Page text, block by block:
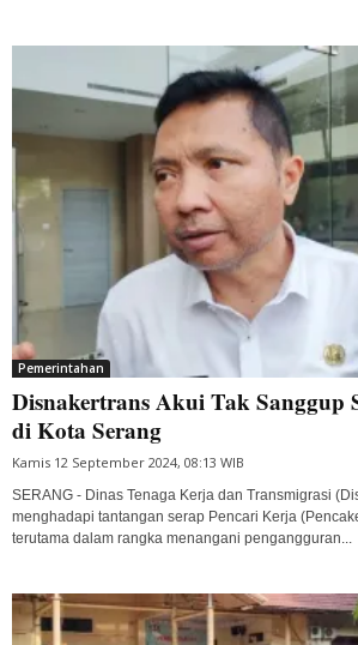
Pemerintahan
Disnakertrans Akui Tak Sanggup
di Kota Serang
Kamis 12 September 2024, 08:13 WIB
SERANG - Dinas Tenaga Kerja dan Transmigrasi
menghadapi tantangan serap Pencari Kerja
terutama dalam rangka menangani pengangguran...